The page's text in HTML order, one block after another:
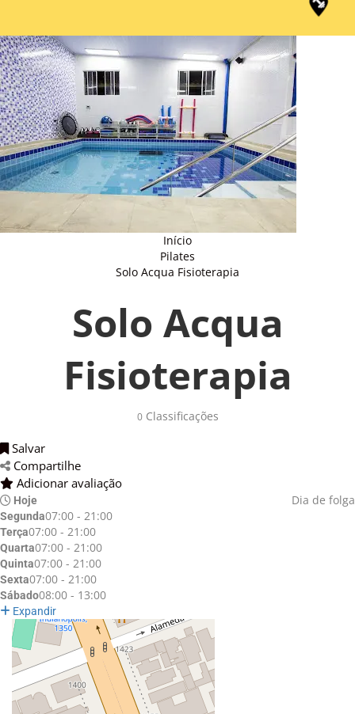
Início
Pilates
Solo Acqua Fisioterapia
Solo Acqua
Fisioterapia
0Classificações
Salvar
Compartilhe
Adicionar avaliação
Hoje Dia de folga
Segunda07:00 - 21:00
Terça07:00 - 21:00
Quarta07:00 - 21:00
Quinta07:00 - 21:00
Sexta07:00 - 21:00
Sábado08:00 - 13:00
Expandir